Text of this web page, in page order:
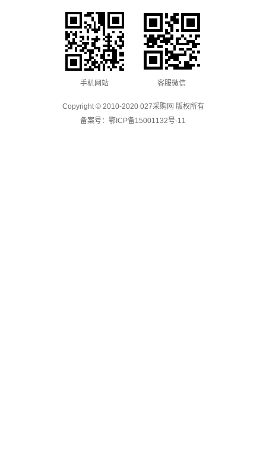
手机网站 客服微信
Copyright © 2010-2020 027采购网 版权所有
备案号： 鄂ICP备15001132号-11